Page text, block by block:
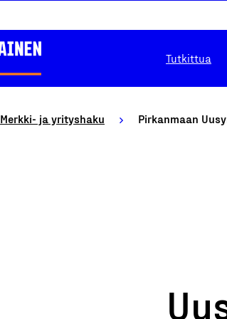
Tutkittua
Merkki- ja yrityshaku Pirkanmaan